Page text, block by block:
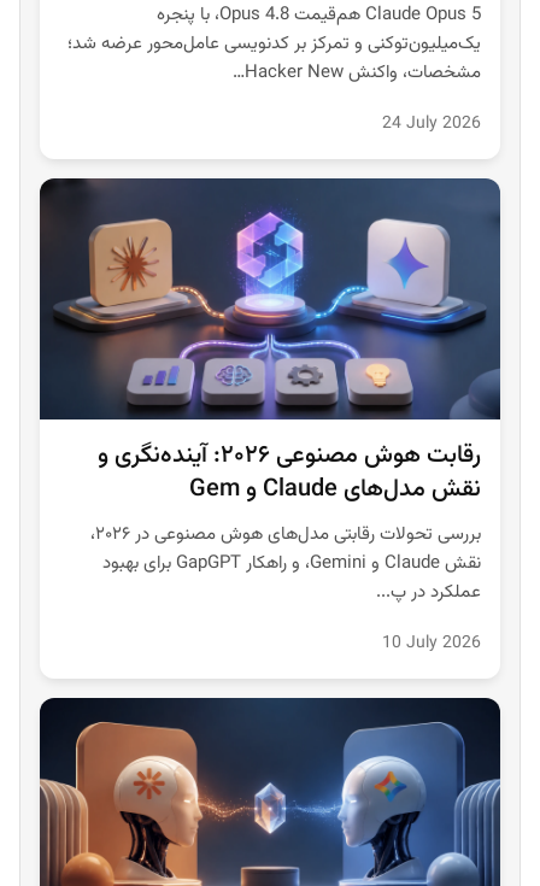
Claude Opus 5 هم‌قیمت Opus 4.8، با پنجره
یک‌میلیون‌توکنی و تمرکز بر کدنویسی عامل‌محور عرضه شد؛
مشخصات، واکنش Hacker New…
24 July 2026
رقابت هوش مصنوعی ۲۰۲۶: آینده‌نگری و
نقش مدل‌های Claude و Gem
بررسی تحولات رقابتی مدل‌های هوش مصنوعی در ۲۰۲۶،
نقش Claude و Gemini، و راهکار GapGPT برای بهبود
عملکرد در پ...
10 July 2026